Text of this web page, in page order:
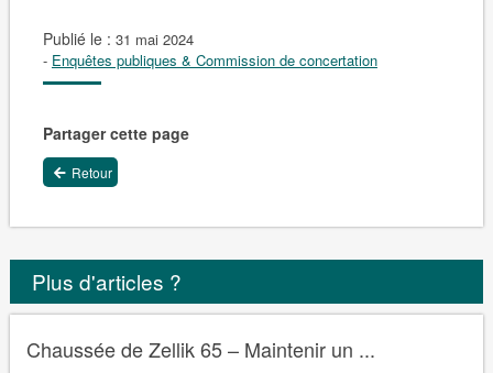
Publié le : 31 mai 2024
- Enquêtes publiques & Commission de concertation
Partager cette page
Retour
Plus d'articles ?
Chaussée de Zellik 65 – Maintenir un ...